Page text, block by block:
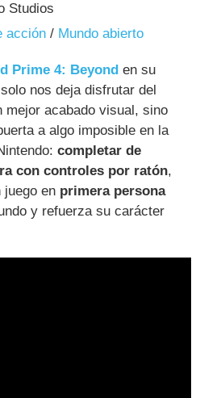
Studios
acción / Mundo abierto
Prime 4: Beyond en su
nos deja disfrutar del
mejor acabado visual, sino
a algo imposible en la
completar de
con controles por ratón,
juego en primera persona
y refuerza su carácter